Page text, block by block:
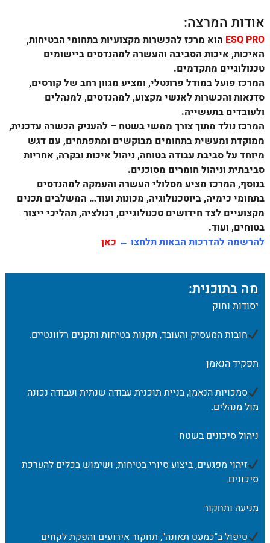
אודות המרצה:
ESQ PRO הוא מרכז להכשרות מקצועיות בתחומי הבטיחות,
האיכות, איכות הסביבה והעשרה למהנדסים ביישומים
טכנולוגיים מתקדמים.
המרכז פועל במודל פרונטלי, ומציע מגוון רחב של קורסים,
סדנאות והכשרות לאנשי מקצוע, למהנדסים, למנהלים
ולעובדים בתעשייה.
המרכז נולד מתוך צורך ממשי בשטח – להעניק הכשרה עדכנית,
ממוקדת ומעשית בתחומים מבוקשים ומתפתחים, עם דגש
מיוחד על סביבת עבודה בטוחה, ניהול איכות ובקרה, אחריות
סביבתית וניהול חומרים מסוכנים.
בנוסף, המרכז מציע מסלולי העשרה והעמקה למהנדסים
בתחומי כימיה, ביוטכנולוגיה, מכונות ועוד… המשלבים תכנים
מקצועיים לצד חידושים טכנולוגיים, רגולציה, תהליכי ייצור
בטוחים, ועוד.
להרשמה להדרכות הבאות תלחצו ← כאן
מה בתוכנית:
יסודות וחוק
חובות המעסיק והעובד, תקנות בטיחות ותקנים רלוונטיים.
תפקיד הנאמן
סמכויות הנאמן, בניית תוכנית עבודה שנתית ועבודה נכונה
מול מנהלים.
ניהול סיכונים בשטח
זיהוי מפגעים, ביצוע סיורי בטיחות, ושימוש בכלים להערכת
סיכונים.
מניעה ותחקור
טיפול ב"כמעט תאונה", תחקור אירועים והפקת לקחים